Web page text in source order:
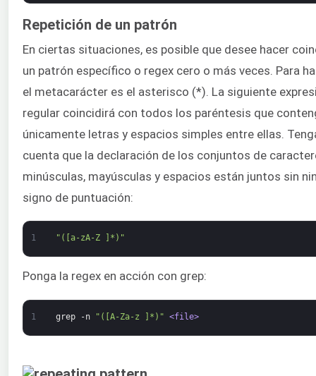
Repetición de un patrón
En ciertas situaciones, es posible que desee hacer
un patrón específico o regex cero o más veces. Para
el metacarácter es el asterisco (*). La siguiente
regular coincidirá con todos los paréntesis que
únicamente letras y espacios simples entre ellas.
cuenta que la declaración de los conjuntos de
minúsculas, mayúsculas y espacios están juntos sin
signo de puntuación:
1 "([a-zA-Z ]*)"
Ponga la regex en acción con grep:
1 grep -n "([A-Za-z ]*)" <file>